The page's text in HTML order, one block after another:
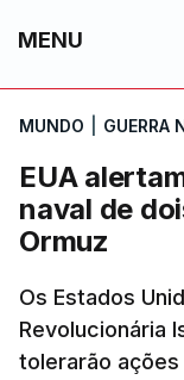
MENU
MUNDO GUERRA
EUA
naval de
Ormuz
Os Estados
Revolucionária
tolerarão ações